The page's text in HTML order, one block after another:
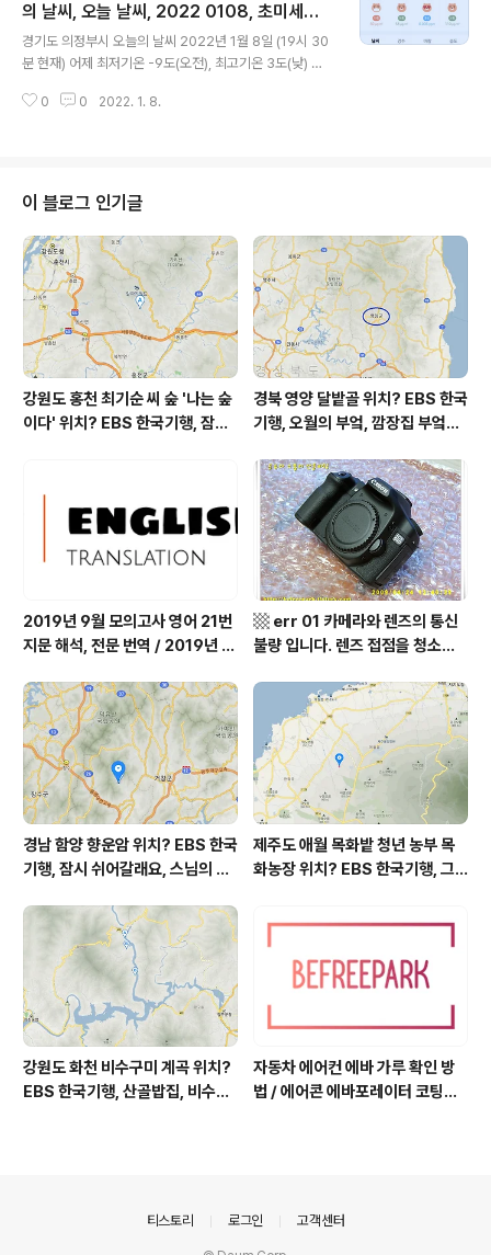
㎍/m³ 미세먼지는 보통 = 65 ㎍/m³ 황사는 보통 = 77
㎍/m³ 자외선 (오후) = 보통 오늘 초미세먼지 보통 = 33
㎍/m³ 미세먼지는 보통 = 47 ㎍/m³ 황사는 보통 = 110
㎍/m³ 자외선 (오후) = 보통 대기상태는 어제보다 조금
좋습니다 대기상태는 전체적으로 보..
의 날씨, 오늘 날씨, 2022 0108, 초미세먼
지, 미세먼지, 황사, 자외선
경기도 의정부시 오늘의 날씨 2022년 1월 8일 (19시 30
분 현재) 어제 최저기온 -9도(오전), 최고기온 3도(낮) 오
높은 최저기온, 어제보다 1도 높은 최고기온입니다 아침에
보통 = 67 ㎍/m³ 황사는 보통 = 77 ㎍/m³ 자외선 (오
후) = 보통 오늘 초미세먼지 나쁨 = 50 ㎍/m³ 미세먼지
는 보통 = 58 ㎍/m³ 황사는 보통 = 110 ㎍/m³ 자외선
(오후) = 보통 대기상태는 어제와 엇비슷합니다 초미세먼
지는 조금 나빠지고 미세먼지는 조금 빠집니다 ..
0 0 2022. 1. 8.
이 블로그 인기글
강원도 홍천 최기순 씨 숲 '나는 숲
이다' 위치? EBS 한국기행, 잠시
강원도 홍천군 가볼 만한 곳, (구)
까르돈, kbs 인간극장
경북 영양 달밭골 위치? EBS 한국
기행, 오월의 부엌, 깜장집 부엌은
어디? / 경상북도 영양군 가볼 만
한 곳, 영양읍 상원리. KBS 인간극
장 임분노미 할머니
2019년 9월 모의고사 영어 21번
지문 해석, 전문 번역 / 2019년 9
역, 평가원 2019년 고3 9월 영어
영역 외국어영역 전문 해석, Engli
sh to Korean translation
▩ err 01 카메라와 렌즈의 통신
불량 입니다. 렌즈 접점을 청소하
경남 함양 향운암 위치? EBS 한국
기행, 잠시 쉬어갈래요, 스님의 어
상남도 함양군 가볼 만한 곳, 용추
계곡 향운암 명천스님, 덕유산 황
석산 거망산 기백산
제주도 애월 목화밭 청년 농부 목
화농장 위치? EBS 한국기행, 그
디? / 제주도 가볼 만한 곳
강원도 화천 비수구미 계곡 위치?
EBS 한국기행, 산골밥집, 비수구
자동차 에어컨 에바 가루 확인 방
법 / 에어콘 에바포레이터 코팅제
티스토리 로그인 고객센터